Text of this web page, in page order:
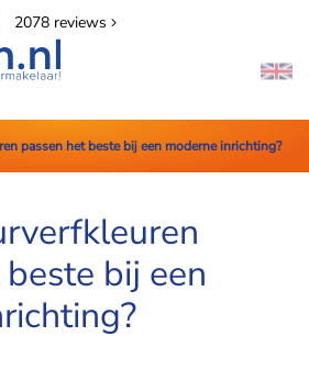
2078reviews
passen het beste bij een moderne inrichting?
bij een